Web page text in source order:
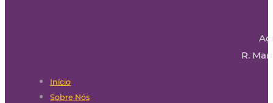
R.
Início
Sobre Nós